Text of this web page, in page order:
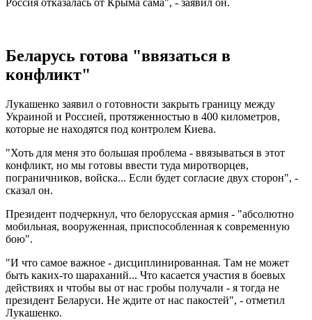
Россия отказалась от Крыма сама", - заявил он.
Беларусь готова "ввязаться в
конфликт"
Лукашенко заявил о готовности закрыть границу между
Украиной и Россией, протяженностью в 400 километров,
которые не находятся под контролем Киева.
"Хоть для меня это большая проблема - ввязываться в этот
конфликт, но мы готовы ввести туда миротворцев,
пограничников, войска... Если будет согласие двух сторон", -
сказал он.
Президент подчеркнул, что белорусская армия - "абсолютно
мобильная, вооруженная, приспособленная к современную
бою".
"И что самое важное - дисциплинированная. Там не может
быть каких-то шараханий... Что касается участия в боевых
действиях и чтобы вы от нас гробы получали - я тогда не
президент Беларуси. Не ждите от нас пакостей", - отметил
Лукашенко.